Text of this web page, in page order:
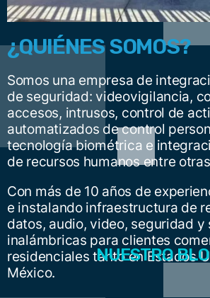
¿QUIÉNES SOMOS?
Somos una empresa de
de seguridad: videovigilancia,
accesos, intrusos, control de
automatizados de control
tecnología biométrica e
de recursos humanos entre
Con más de 10 años de
e instalando infraestructura de
datos, audio, video, seguridad y
inalámbricas para clientes
residenciales tanto en Estados
México.
NUESTRO